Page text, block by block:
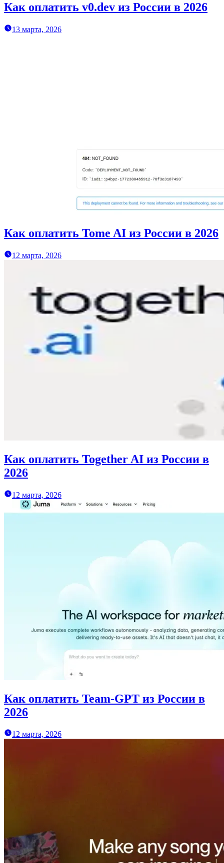
Как оплатить v0.dev из России в 2026
13 марта, 2026
Как оплатить Tome AI из России в 2026
12 марта, 2026
Как оплатить Together AI из России в
2026
12 марта, 2026
Как оплатить Team-GPT из России в
2026
12 марта, 2026